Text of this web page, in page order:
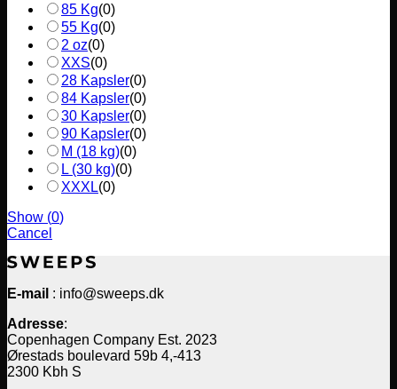
85 Kg(0)
55 Kg(0)
2 oz(0)
XXS(0)
28 Kapsler(0)
84 Kapsler(0)
30 Kapsler(0)
90 Kapsler(0)
M (18 kg)(0)
L (30 kg)(0)
XXXL(0)
Show (0)
Cancel
E-mail : info@sweeps.dk
Adresse:
Copenhagen Company Est. 2023
Ørestads boulevard 59b 4,-413
2300 Kbh S